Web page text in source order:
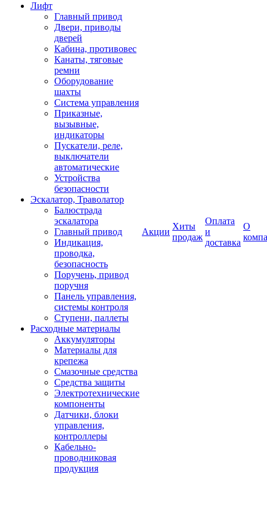
Лифт
Главный привод
Двери, приводы
дверей
Кабина, противовес
Канаты, тяговые
ремни
Оборудование
шахты
Система управления
Приказные,
вызывные,
индикаторы
Пускатели, реле,
выключатели
автоматические
Устройства
безопасности
Эскалатор, Траволатор
Балюстрада
эскалатора
Главный привод
Индикация,
проводка,
безопасность
Поручень, привод
поручня
Панель управления,
системы контроля
Ступени, паллеты
Расходные материалы
Аккумуляторы
Материалы для
крепежа
Смазочные средства
Средства защиты
Электротехнические
компоненты
Датчики, блоки
управления,
контроллеры
Кабельно-
проводниковая
продукция
Акции
Хиты
продаж
Оплата
и
доставка
О